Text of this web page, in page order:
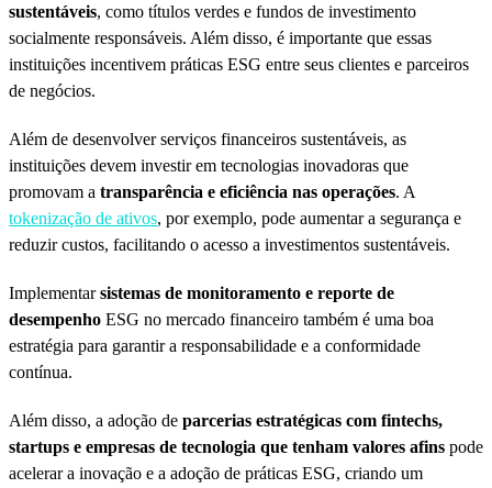
sustentáveis, como títulos verdes e fundos de investimento
socialmente responsáveis. Além disso, é importante que essas
instituições incentivem práticas ESG entre seus clientes e parceiros
de negócios.
Além de desenvolver serviços financeiros sustentáveis, as
instituições devem investir em tecnologias inovadoras que
promovam a transparência e eficiência nas operações. A
tokenização de ativos, por exemplo, pode aumentar a segurança e
reduzir custos, facilitando o acesso a investimentos sustentáveis.
Implementarsistemas de monitoramento e reporte de
desempenho ESG no mercado financeiro também é uma boa
estratégia para garantir a responsabilidade e a conformidade
contínua.
Além disso, a adoção de parcerias estratégicas com fintechs,
startups e empresas de tecnologia que tenham valores afins pode
acelerar a inovação e a adoção de práticas ESG, criando um